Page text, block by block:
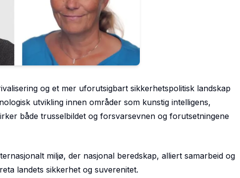
og et mer uforutsigbart sikkerhetspolitisk landskap
utvikling innen områder som kunstig intelligens,
både trusselbildet og forsvarsevnen og forutsetningene
miljø, der nasjonal beredskap, alliert samarbeid og
landets sikkerhet og suverenitet.